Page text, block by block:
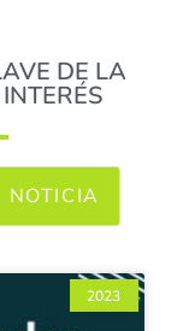
DE LA
NOTICIA
2023